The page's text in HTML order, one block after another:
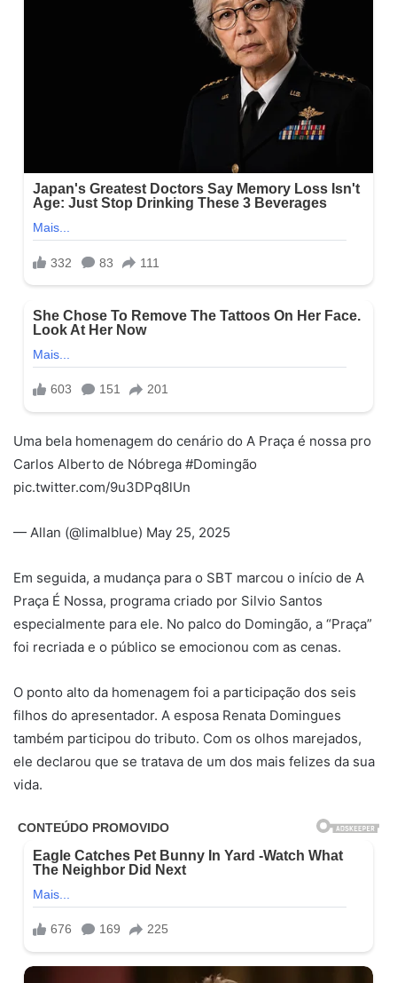
Uma bela homenagem do cenário do A Praça é nossa pro
Carlos Alberto de Nóbrega #Domingão
pic.twitter.com/9u3DPq8lUn
— Allan (@limalblue) May 25, 2025
Em seguida, a mudança para o SBT marcou o início de A
Praça É Nossa, programa criado por Silvio Santos
especialmente para ele. No palco do Domingão, a “Praça”
foi recriada e o público se emocionou com as cenas.
O ponto alto da homenagem foi a participação dos seis
filhos do apresentador. A esposa Renata Domingues
também participou do tributo. Com os olhos marejados,
ele declarou que se tratava de um dos mais felizes da sua
vida.